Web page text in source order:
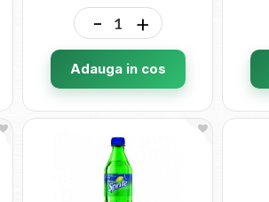
- +
Adauga in cos